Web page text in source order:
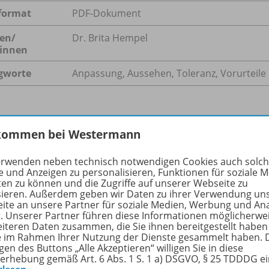
PDF-Dokument
Dr. Brita Hempel
Anpassung, Aussehen, Toleranz, Vorurteile
kulturell verfremdete Anläufe sensibilisieren
von Vorurteil und Intoleranz, von Konvention
ihre eigene Ambiguitätstoleranz zu vergrößern.
bei Westermann
neben technisch notwendigen Cookies auch
und Anzeigen zu personalisieren, Funktionen für soziale
zu können und die Zugriffe auf unserer Webseite zu
Außerdem geben wir Daten zu ihrer Verwendung
an unsere Partner für soziale Medien, Werbung und
Unserer Partner führen diese Informationen
Daten zusammen, die Sie ihnen bereitgestellt
im Rahmen Ihrer Nutzung der Dienste gesammelt haben.
des Buttons „Alle Akzeptieren“ willigen Sie in diese
gemäß Art. 6 Abs. 1 S. 1 a) DSGVO, § 25 TDDDG